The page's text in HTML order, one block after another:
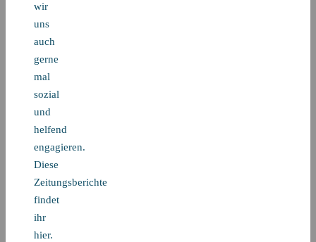
wir
uns
auch
gerne
mal
sozial
und
helfend
engagieren.
Diese
Zeitungsberichte
findet
ihr
hier.